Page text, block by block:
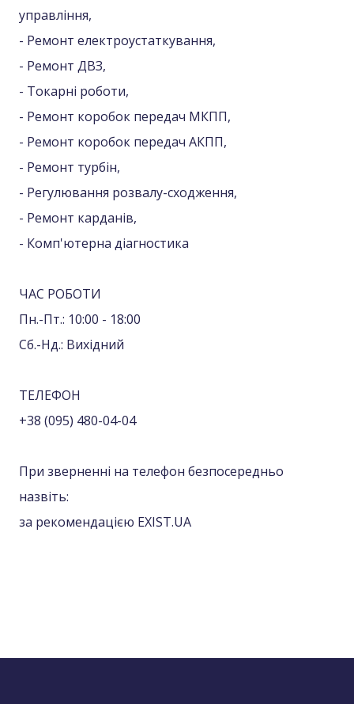
управління,
- Ремонт електроустаткування,
- Ремонт ДВЗ,
- Токарні роботи,
- Ремонт коробок передач МКПП,
- Ремонт коробок передач АКПП,
- Ремонт турбін,
- Регулювання розвалу-сходження,
- Ремонт карданів,
- Комп'ютерна діагностика
ЧАС РОБОТИ
Пн.-Пт.: 10:00 - 18:00
Сб.-Нд.: Вихідний
ТЕЛЕФОН
+38 (095) 480-04-04
При зверненні на телефон безпосередньо
назвіть:
за рекомендацією EXIST.UA